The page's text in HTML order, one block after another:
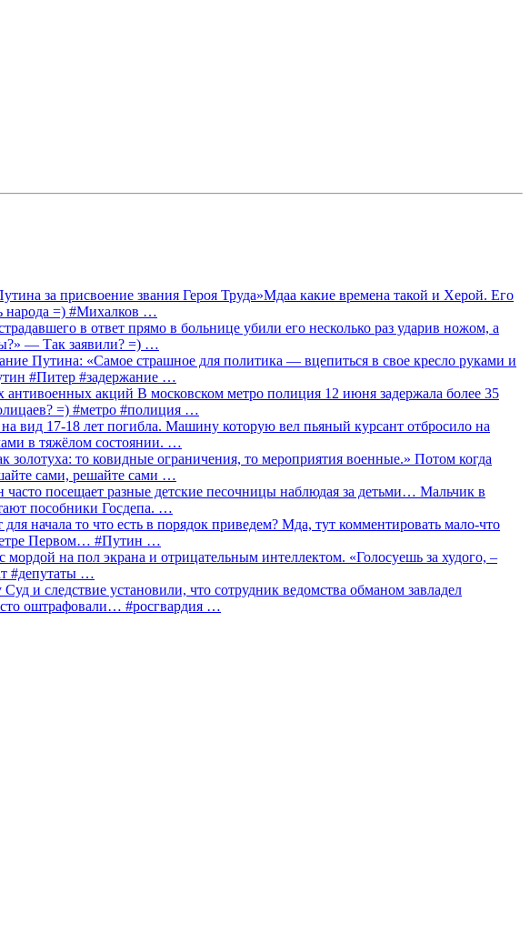
за присвоение звания Героя Труда»Мдаа какие времена такой и Херой. Его
народа =) #Михалков …
в ответ прямо в больнице убили его несколько раз ударив ножом, а
— Так заявили? =) …
Путина: «Самое страшное для политика — вцепиться в свое кресло руками и
#Питер #задержание …
акций В московском метро полиция 12 июня задержала более 35
=) #метро #полиция …
вид 17-18 лет погибла. Машину которую вел пьяный курсант отбросило на
в тяжёлом состоянии. …
то ковидные ограничения, то мероприятия военные.» Потом когда
сами, решайте сами …
посещает разные детские песочницы наблюдая за детьми… Мальчик в
пособники Госдепа. …
начала то что есть в порядок приведем? Мда, тут комментировать мало-что
Первом… #Путин …
на пол экрана и отрицательным интеллектом. «Голосуешь за худого, –
#депутаты …
и следствие установили, что сотрудник ведомства обманом завладел
оштрафовали… #росгвардия …